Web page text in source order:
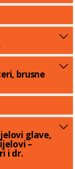
brusne
glave,
–
i dr.